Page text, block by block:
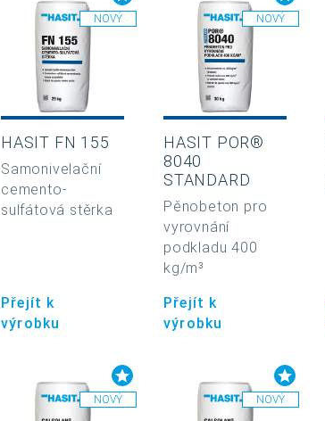
NOVÝ
HASIT FN 155
Samonivelační
cemento-
sulfátová stěrka
Přejít k
výrobku
NOVÝ
HASIT POR®
8040
STANDARD
Pěnobeton pro
vyrovnání
podkladu 400
kg/m³
Přejít k
výrobku
NOVÝ NOVÝ